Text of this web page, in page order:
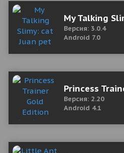
My Talking
Версия: 3.0.4
Android 7.0
Princess
Версия: 2.20
Android 4.1